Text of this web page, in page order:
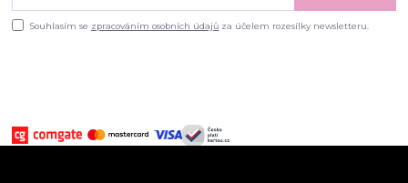
Souhlasím se zpracováním osobních údajů za účelem rozesílky newsletteru.